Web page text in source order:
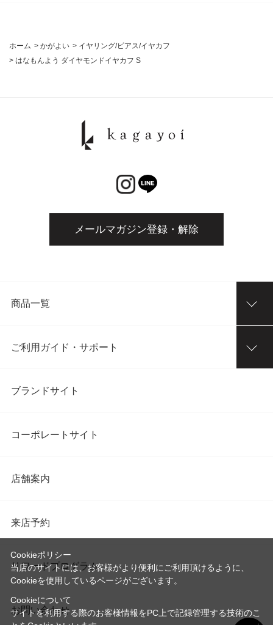
ホーム > かがよい > イヤリング/ピアス/イヤカフ
> はなもんよう ダイヤモンドイヤカフ S
メールマガジン登録・解除
商品一覧
ご利用ガイド・サポート
ブランドサイト
コーポレートサイト
店舗案内
来店予約
リワードプログラム
お問い合わせ
Cookieポリシー
当店のサイトには、お客様がより便利にご利用頂けるように、
Cookieを使用しているページがございます。
Cookieについて
サイトを利用する際のお客様情報をPC上で記録管理する技術のこ